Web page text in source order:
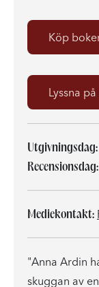
Köp
Lyssna
Utgivningsdag:
Recensionsdag:
Mediekontakt:
"Anna Ardin
skuggan av